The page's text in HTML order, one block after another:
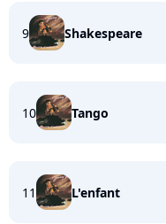
9 Shakespeare
10 Tango
11 L'enfant